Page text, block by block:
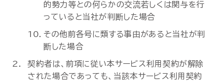
的勢力等との何らかの交流若しくは関与を行
っていると当社が判断した場合
その他前各号に類する事由があると当社が判
断した場合
契約者は、前項に従い本サービス利用契約が解除
された場合であっても、当該本サービス利用契約